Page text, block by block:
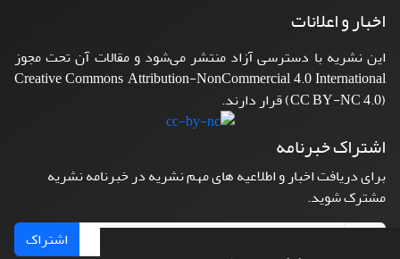
اخبار و اعلانات
این نشریه با دسترسی آزاد منتشر می‌شود و مقالات آن تحت مجوز
Creative Commons Attribution-NonCommercial 4.0 International
(CC BY-NC 4.0) قرار دارند.
اشتراک خبرنامه
برای دریافت اخبار و اطلاعیه های مهم نشریه در خبرنامه نشریه
مشترک شوید.
اشتراک